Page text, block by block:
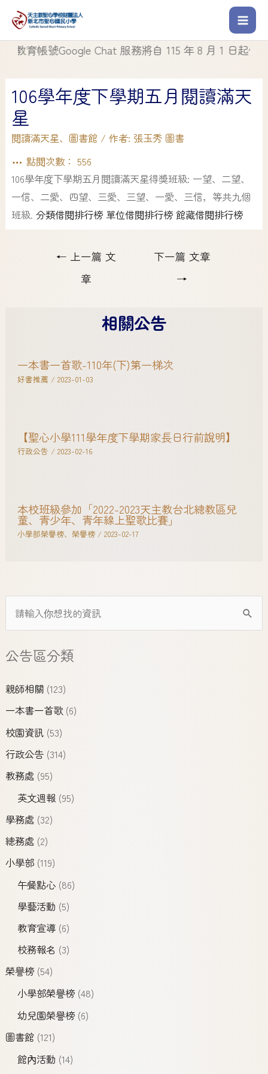
帳號Google Chat 服務將自 115 年 8 月 1 日起停止使用
公告區分類
親師相關(123)
一本書一首歌(6)
校園資訊(53)
行政公告(314)
教務處(95)
英文週報 (95)
學務處(32)
總務處(2)
小學部(119)
午餐點心(86)
學藝活動 (5)
教育宣導(6)
校務報名 (3)
榮譽榜(54)
小學部榮譽榜(48)
幼兒園榮譽榜(6)
圖書館(121)
館內活動 (14)
106學年度下學期五月閱讀滿天
星
閱讀滿天星、 圖書館/ 作者: 張玉秀 圖書
點閱次數： 556
106學年度下學期五月閱讀滿天星得獎班級: 一望、二望、
一信、二愛、四望、三愛、三望、一愛、三信，等共九個
班級. 分類借閱排行榜 單位借閱排行榜 館藏借閱排行榜
← 上一篇 文
章
下一篇 文章
→
相關公告
一本書一首歌-110年(下)第一梯次
好書推薦 / 2023-01-03
【聖心小學111學年度下學期家長日行前說明】
行政公告 / 2023-02-16
本校班級參加「2022-2023天主教台北總教區兒
童、青少年、青年線上聖歌比賽」
小學部榮譽榜、 榮譽榜/ 2023-02-17